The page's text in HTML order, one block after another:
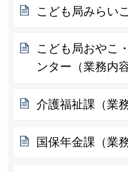
こども局みらい
こども局おやこ
ンター（業務内容
介護福祉課（業
国保年金課（業